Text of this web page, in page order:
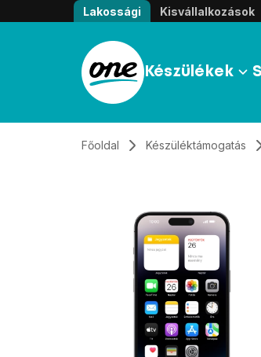
Átugrás, tovább a tartalomhoz
Lakossági Kisvállalkozások
Készülékek
Főoldal Készüléktámogatás